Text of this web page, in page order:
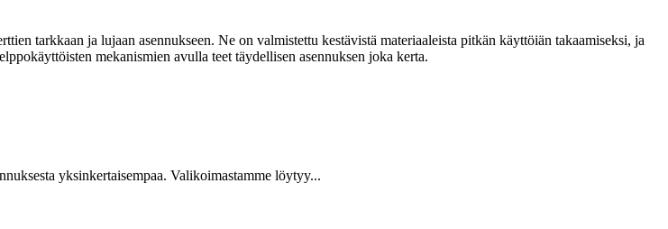
tarkkaan ja lujaan asennukseen. Ne on valmistettu kestävistä materiaaleista pitkän käyttöiän takaamiseksi, ja
mekanismien avulla teet täydellisen asennuksen joka kerta.
yksinkertaisempaa. Valikoimastamme löytyy...